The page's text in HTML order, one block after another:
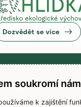
Dozvědět se více
soukromí
k zajištění